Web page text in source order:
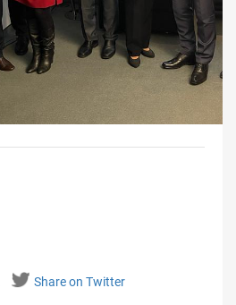
Share on Twitter